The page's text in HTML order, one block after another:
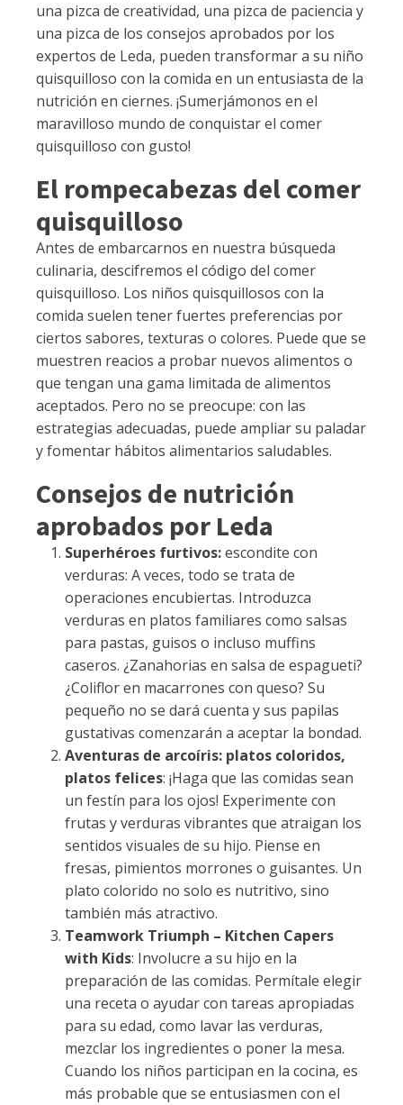
una pizca de creatividad, una pizca de paciencia y
una pizca de los consejos aprobados por los
expertos de Leda, pueden transformar a su niño
quisquilloso con la comida en un entusiasta de la
nutrición en ciernes. ¡Sumerjámonos en el
maravilloso mundo de conquistar el comer
quisquilloso con gusto!
El rompecabezas del comer
quisquilloso
Antes de embarcarnos en nuestra búsqueda
culinaria, descifremos el código del comer
quisquilloso. Los niños quisquillosos con la
comida suelen tener fuertes preferencias por
ciertos sabores, texturas o colores. Puede que se
muestren reacios a probar nuevos alimentos o
que tengan una gama limitada de alimentos
aceptados. Pero no se preocupe: con las
estrategias adecuadas, puede ampliar su paladar
y fomentar hábitos alimentarios saludables.
Consejos de nutrición
aprobados por Leda
Superhéroes furtivos:escondite con
verduras: A veces, todo se trata de
operaciones encubiertas. Introduzca
verduras en platos familiares como salsas
para pastas, guisos o incluso muffins
caseros. ¿Zanahorias en salsa de espagueti?
¿Coliflor en macarrones con queso? Su
pequeño no se dará cuenta y sus papilas
gustativas comenzarán a aceptar la bondad.
Aventuras de arcoíris: platos coloridos,
platos felices: ¡Haga que las comidas sean
un festín para los ojos! Experimente con
frutas y verduras vibrantes que atraigan los
sentidos visuales de su hijo. Piense en
fresas, pimientos morrones o guisantes. Un
plato colorido no solo es nutritivo, sino
también más atractivo.
Teamwork Triumph – Kitchen Capers
with Kids: Involucre a su hijo en la
preparación de las comidas. Permítale elegir
una receta o ayudar con tareas apropiadas
para su edad, como lavar las verduras,
mezclar los ingredientes o poner la mesa.
Cuando los niños participan en la cocina, es
más probable que se entusiasmen con el